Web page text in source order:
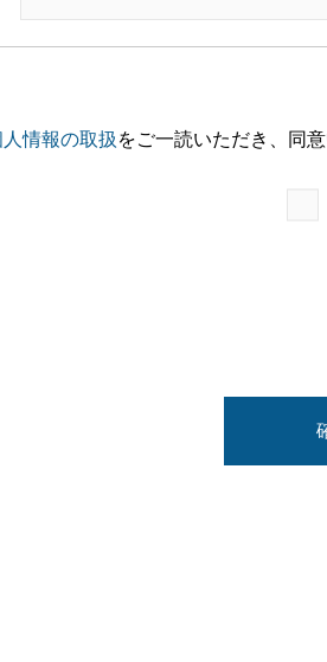
情報の取扱をご一読いただき、同